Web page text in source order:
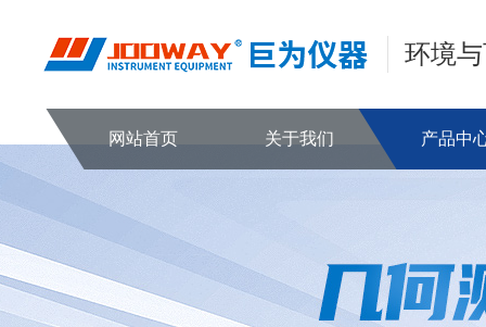
环境
网站首页 关于我们 产品中